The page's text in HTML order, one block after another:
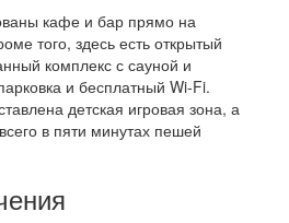
кафе и бар прямо на
того, здесь есть открытый
комплекс с сауной и
и бесплатный Wi-Fi.
детская игровая зона, а
в пяти минутах пешей